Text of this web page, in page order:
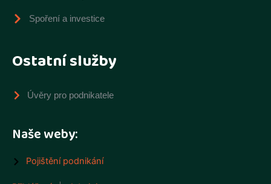
Spoření a investice
Ostatní služby
Úvěry pro podnikatele
Naše weby:
Pojištění podnikání